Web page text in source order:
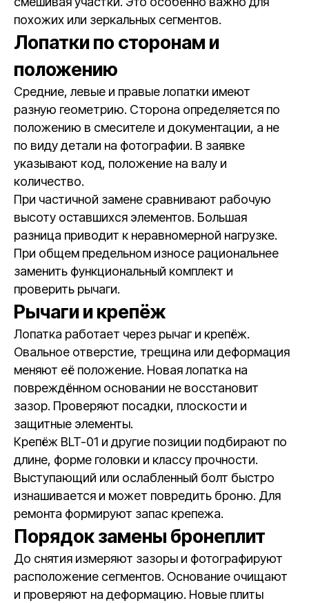
похожих или зеркальных сегментов.
Лопатки по сторонам и
положению
Средние, левые и правые лопатки имеют
разную геометрию. Сторона определяется по
положению в смесителе и документации, а не
по виду детали на фотографии. В заявке
указывают код, положение на валу и
количество.
При частичной замене сравнивают рабочую
высоту оставшихся элементов. Большая
разница приводит к неравномерной нагрузке.
При общем предельном износе рациональнее
заменить функциональный комплект и
проверить рычаги.
Рычаги и крепёж
Лопатка работает через рычаг и крепёж.
Овальное отверстие, трещина или деформация
меняют её положение. Новая лопатка на
повреждённом основании не восстановит
зазор. Проверяют посадки, плоскости и
защитные элементы.
Крепёж BLT-01 и другие позиции подбирают по
длине, форме головки и классу прочности.
Выступающий или ослабленный болт быстро
изнашивается и может повредить броню. Для
ремонта формируют запас крепежа.
Порядок замены бронеплит
До снятия измеряют зазоры и фотографируют
расположение сегментов. Основание очищают
и проверяют на деформацию. Новые плиты